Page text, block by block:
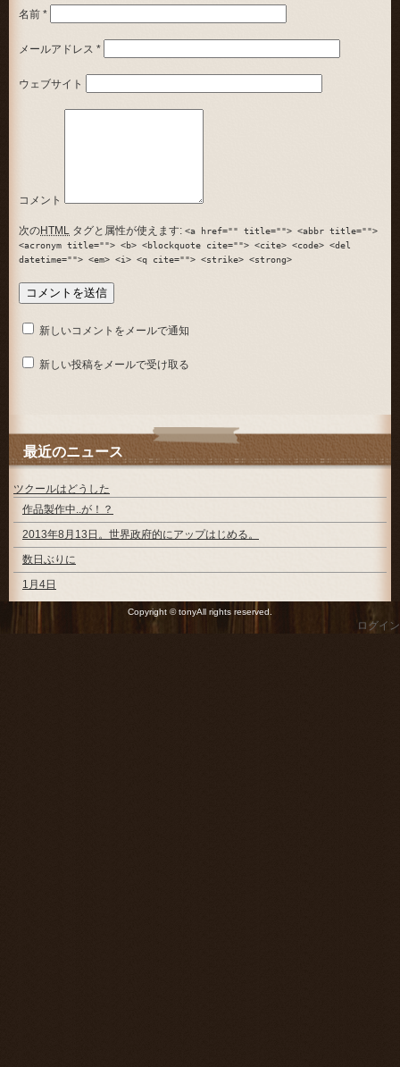
名前*
メールアドレス*
ウェブサイト
コメント
次のHTML タグと属性が使えます:<a href="" title=""> <abbr title="">
<acronym title=""> <b> <blockquote cite=""> <cite> <code> <del
datetime=""> <em> <i> <q cite=""> <strike> <strong>
新しいコメントをメールで通知
新しい投稿をメールで受け取る
最近のニュース
ツクールはどうした
作品製作中..が！？
2013年8月13日。世界政府的にアップはじめる。
数日ぶりに
1月4日
Copyright © tonyAll rights reserved.
ログイン